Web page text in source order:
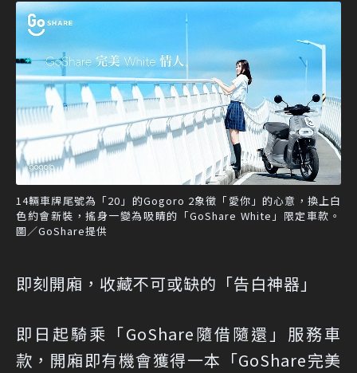
14輛車牌尾號為「20」的Gogoro 2象徵「愛你」的心意，換上白
色約會新裝，搖身一變為吸睛的「GoShare White」限定車款。
圖／GoShare提供
即刻開廂，收藏不可或缺的「告白神器」
即日起騎乘「GoShare隨借隨還」服務車
款，開廂即有機會獲得一本「GoShare完美